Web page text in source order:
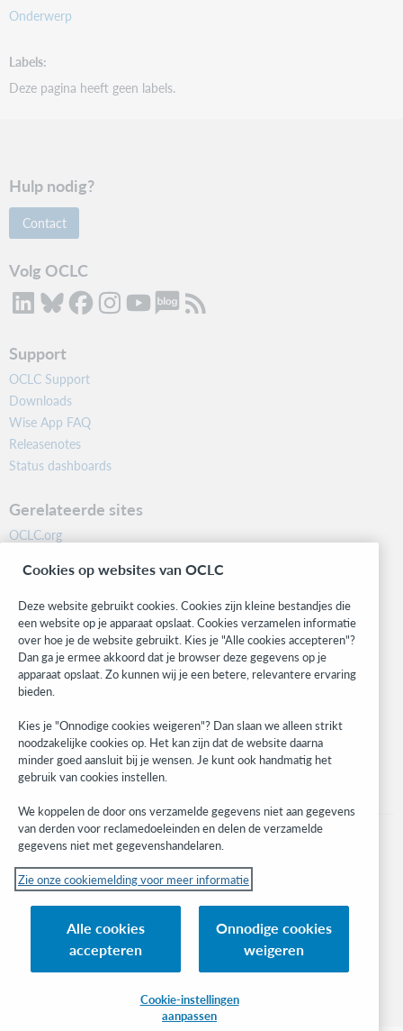
Onderwerp
Labels
Deze pagina heeft geen labels.
Hulp nodig?
Contact
Volg OCLC
Support
OCLC Support
Downloads
Wise App FAQ
Releasenotes
Status dashboards
Gerelateerde sites
OCLC.org
Community
Research
WebJunction
Developer Network
Blijf op de hoogte
Ontvang de laatste informatie over onze producten, onderzoeken,
evenementen en nog veel meer.
Ik meld me aan
© 2026 OCLC
Inc. en buitenlandse filialen
Cookiemelding Lijst met cookie-instellingen
Privacybeleid
Cookies op websites van OCLC
Deze website gebruikt cookies. Cookies zijn kleine bestandjes die
een website op je apparaat opslaat. Cookies verzamelen informatie
over hoe je de website gebruikt. Kies je "Alle cookies accepteren"?
Dan ga je ermee akkoord dat je browser deze gegevens op je
apparaat opslaat. Zo kunnen wij je een betere, relevantere ervaring
bieden.
Kies je "Onnodige cookies weigeren"? Dan slaan we alleen strikt
noodzakelijke cookies op. Het kan zijn dat de website daarna
minder goed aansluit bij je wensen. Je kunt ook handmatig het
gebruik van cookies instellen.
We koppelen de door ons verzamelde gegevens niet aan gegevens
van derden voor reclamedoeleinden en delen de verzamelde
gegevens niet met gegevenshandelaren.
Zie onze cookiemelding voor meer informatie
Alle cookies
accepteren
Onnodige cookies
weigeren
Cookie-instellingen
aanpassen